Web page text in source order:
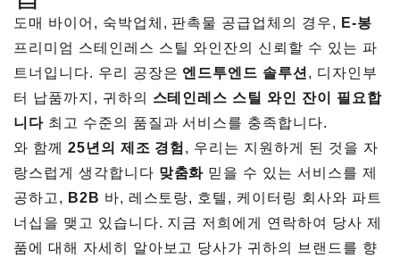
도매 바이어, 숙박업체, 판촉물 공급업체의 경우, E-봉
프리미엄 스테인레스 스틸 와인잔의 신뢰할 수 있는 파
트너입니다. 우리 공장은 엔드투엔드 솔루션 , 디자인부
터 납품까지, 귀하의 스테인레스 스틸 와인 잔이 필요합
니다최고 수준의 품질과 서비스를 충족합니다.
와 함께 25년의 제조 경험 , 우리는 지원하게 된 것을 자
랑스럽게 생각합니다 맞춤화 믿을 수 있는 서비스를 제
공하고, B2B 바, 레스토랑, 호텔, 케이터링 회사와 파트
너십을 맺고 있습니다. 지금 저희에게 연락하여 당사 제
품에 대해 자세히 알아보고 당사가 귀하의 브랜드를 향